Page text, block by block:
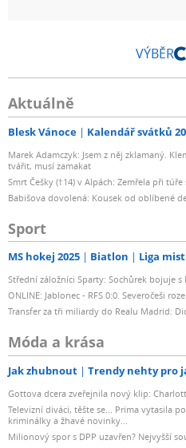
VÝBĚR
Aktuálně
Blesk Vánoce Kalendář svátků
Marek Adamczyk: Jsem z něj zklamaný.
tvářit, musí zamakat
Smrt Češky (†14) v Alpách: Zemřela při túře
Babišova dovolená: Kousek od oblíbené
Sport
MS hokej 2025 Biatlon Liga
Střední záložníci Sparty: Sochůrek bojuje
ONLINE: Jablonec - RFS 0:0. Severočeši
Transfer za tři miliardy do Realu Madrid:
Móda a krása
Jak zhubnout Trendy nehty pro
Gottova dcera zveřejnila nový klip:
Televizní diváci, těšte se... Prima vytasila
kriminálky a žhavé novinky...
Milionový spor s DPP uzavřen? Nejvyšší